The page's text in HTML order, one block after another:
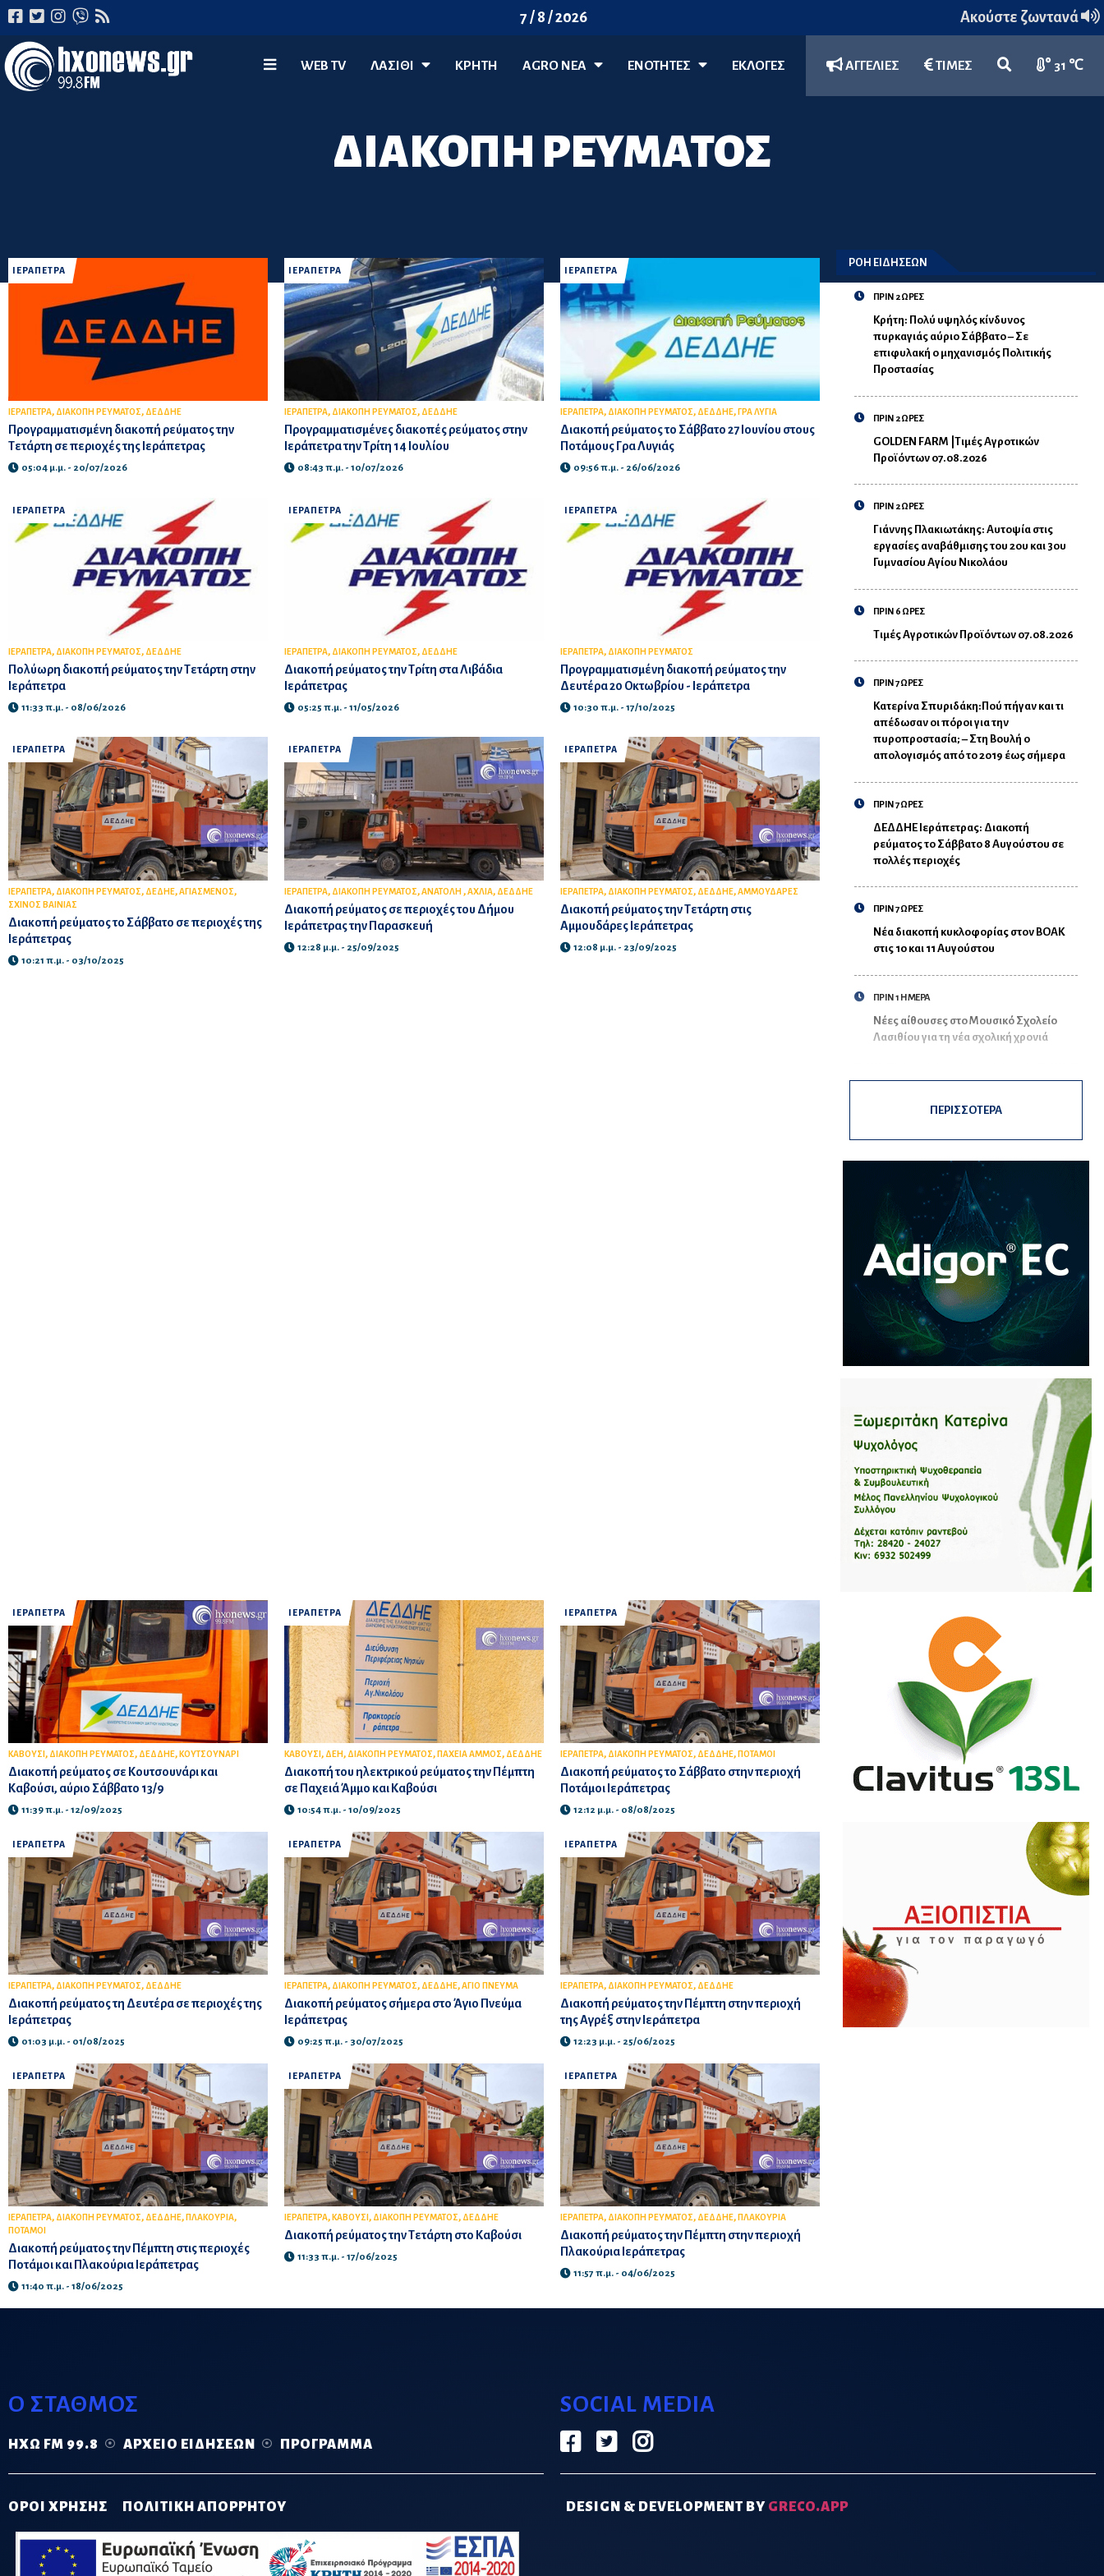
7 / 8 / 2026 Ακούστε ζωντανά
WEB TV ΛΑΣΊΘΙ ΚΡΗΤΗ AGRO ΝΈΑ ΕΝΟΤΗΤΕΣ ΕΚΛΟΓΕΣ ΑΓΓΕΛΙΕΣ ΤΙΜΕΣ 31 ℃
ΔΙΑΚΟΠΗ ΡΕΥΜΑΤΟΣ
ΙΕΡΑΠΕΤΡΑ
ΙΕΡΑΠΕΤΡΑ, ΔΙΑΚΟΠΗ ΡΕΥΜΑΤΟΣ, ΔΕΔΔΗΕ
Προγραμματισμένη διακοπή ρεύματος την
Τετάρτη σε περιοχές της Ιεράπετρας
05:04 μ.μ. - 20/07/2026
ΙΕΡΑΠΕΤΡΑ
ΙΕΡΑΠΕΤΡΑ, ΔΙΑΚΟΠΗ ΡΕΥΜΑΤΟΣ, ΔΕΔΔΗΕ
Προγραμματισμένες διακοπές ρεύματος στην
Ιεράπετρα την Τρίτη 14 Ιουλίου
08:43 π.μ. - 10/07/2026
ΙΕΡΑΠΕΤΡΑ
ΙΕΡΑΠΕΤΡΑ, ΔΙΑΚΟΠΗ ΡΕΥΜΑΤΟΣ, ΔΕΔΔΗΕ, ΓΡΑ ΛΥΓΙΑ
Διακοπή ρεύματος το Σάββατο 27 Ιουνίου στους
Ποτάμους Γρα Λυγιάς
09:56 π.μ. - 26/06/2026
ΙΕΡΑΠΕΤΡΑ
ΙΕΡΑΠΕΤΡΑ, ΔΙΑΚΟΠΗ ΡΕΥΜΑΤΟΣ, ΔΕΔΔΗΕ
Πολύωρη διακοπή ρεύματος την Τετάρτη στην
Ιεράπετρα
11:33 π.μ. - 08/06/2026
ΙΕΡΑΠΕΤΡΑ
ΙΕΡΑΠΕΤΡΑ, ΔΙΑΚΟΠΗ ΡΕΥΜΑΤΟΣ, ΔΕΔΔΗΕ
Διακοπή ρεύματος την Τρίτη στα Λιβάδια
Ιεράπετρας
05:25 π.μ. - 11/05/2026
ΙΕΡΑΠΕΤΡΑ
ΙΕΡΑΠΕΤΡΑ, ΔΙΑΚΟΠΗ ΡΕΥΜΑΤΟΣ
Προγραμματισμένη διακοπή ρεύματος την
Δευτέρα 20 Οκτωβρίου - Ιεράπετρα
10:30 π.μ. - 17/10/2025
ΙΕΡΑΠΕΤΡΑ
ΙΕΡΑΠΕΤΡΑ, ΔΙΑΚΟΠΗ ΡΕΥΜΑΤΟΣ, ΔΕΔΗΕ,ΑΓΙΑΣΜΕΝΟΣ,
ΣΧΙΝΟΣ ΒΑΙΝΙΑΣ
Διακοπή ρεύματος το Σάββατο σε περιοχές της
Ιεράπετρας
10:21 π.μ. - 03/10/2025
ΙΕΡΑΠΕΤΡΑ
ΙΕΡΑΠΕΤΡΑ, ΔΙΑΚΟΠΗ ΡΕΥΜΑΤΟΣ,ΑΝΑΤΟΛΗ ,ΑΧΛΙΑ, ΔΕΔΔΗΕ
Διακοπή ρεύματος σε περιοχές του Δήμου
Ιεράπετρας την Παρασκευή
12:28 μ.μ. - 25/09/2025
ΙΕΡΑΠΕΤΡΑ
ΙΕΡΑΠΕΤΡΑ, ΔΙΑΚΟΠΗ ΡΕΥΜΑΤΟΣ, ΔΕΔΔΗΕ,ΑΜΜΟΥΔΑΡΕΣ
Διακοπή ρεύματος την Τετάρτη στις
Αμμουδάρες Ιεράπετρας
12:08 μ.μ. - 23/09/2025
ΡΟΗ ΕΙΔΗΣΕΩΝ
ΠΡΙΝ 2 ΩΡΕΣ
Κρήτη: Πολύ υψηλός κίνδυνος
πυρκαγιάς αύριο Σάββατο – Σε
επιφυλακή ο μηχανισμός Πολιτικής
Προστασίας
ΠΡΙΝ 2 ΩΡΕΣ
GOLDEN FARM |Τιμές Αγροτικών
Προϊόντων 07.08.2026
ΠΡΙΝ 2 ΩΡΕΣ
Γιάννης Πλακιωτάκης: Αυτοψία στις
εργασίες αναβάθμισης του 2ου και 3ου
Γυμνασίου Αγίου Νικολάου
ΠΡΙΝ 6 ΩΡΕΣ
Τιμές Αγροτικών Προϊόντων 07.08.2026
ΠΡΙΝ 7 ΩΡΕΣ
Κατερίνα Σπυριδάκη:Πού πήγαν και τι
απέδωσαν οι πόροι για την
πυροπροστασία; – Στη Βουλή ο
απολογισμός από το 2019 έως σήμερα
ΠΡΙΝ 7 ΩΡΕΣ
ΔΕΔΔΗΕ Ιεράπετρας: Διακοπή
ρεύματος το Σάββατο 8 Αυγούστου σε
πολλές περιοχές
ΠΡΙΝ 7 ΩΡΕΣ
Νέα διακοπή κυκλοφορίας στον ΒΟΑΚ
στις 10 και 11 Αυγούστου
ΠΡΙΝ 1 ΗΜΕΡΑ
Νέες αίθουσες στο Μουσικό Σχολείο
Λασιθίου για τη νέα σχολική χρονιά
ΠΕΡΙΣΣΟΤΕΡΑ
ΙΕΡΑΠΕΤΡΑ
ΚΑΒΟΥΣΙ , ΔΙΑΚΟΠΗ ΡΕΥΜΑΤΟΣ, ΔΕΔΔΗΕ, ΚΟΥΤΣΟΥΝΑΡΙ
Διακοπή ρεύματος σε Κουτσουνάρι και
Καβούσι, αύριο Σάββατο 13/9
11:39 π.μ. - 12/09/2025
ΙΕΡΑΠΕΤΡΑ
ΚΑΒΟΥΣΙ , ΔΕΗ, ΔΙΑΚΟΠΗ ΡΕΥΜΑΤΟΣ, ΠΑΧΕΙΑ ΑΜΜΟΣ, ΔΕΔΔΗΕ
Διακοπή του ηλεκτρικού ρεύματος την Πέμπτη
σε Παχειά Άμμο και Καβούσι
10:54 π.μ. - 10/09/2025
ΙΕΡΑΠΕΤΡΑ
ΙΕΡΑΠΕΤΡΑ, ΔΙΑΚΟΠΗ ΡΕΥΜΑΤΟΣ, ΔΕΔΔΗΕ, ΠΟΤΑΜΟΙ
Διακοπή ρεύματος το Σάββατο στην περιοχή
Ποτάμοι Ιεράπετρας
12:12 μ.μ. - 08/08/2025
ΙΕΡΑΠΕΤΡΑ
ΙΕΡΑΠΕΤΡΑ, ΔΙΑΚΟΠΗ ΡΕΥΜΑΤΟΣ, ΔΕΔΔΗΕ
Διακοπή ρεύματος τη Δευτέρα σε περιοχές της
Ιεράπετρας
01:03 μ.μ. - 01/08/2025
ΙΕΡΑΠΕΤΡΑ
ΙΕΡΑΠΕΤΡΑ, ΔΙΑΚΟΠΗ ΡΕΥΜΑΤΟΣ, ΔΕΔΔΗΕ,ΑΓΙΟ ΠΝΕΥΜΑ
Διακοπή ρεύματος σήμερα στο Άγιο Πνεύμα
Ιεράπετρας
09:25 π.μ. - 30/07/2025
ΙΕΡΑΠΕΤΡΑ
ΙΕΡΑΠΕΤΡΑ, ΔΙΑΚΟΠΗ ΡΕΥΜΑΤΟΣ, ΔΕΔΔΗΕ
Διακοπή ρεύματος την Πέμπτη στην περιοχή
της Αγρέξ στην Ιεράπετρα
12:23 μ.μ. - 25/06/2025
ΙΕΡΑΠΕΤΡΑ
ΙΕΡΑΠΕΤΡΑ, ΔΙΑΚΟΠΗ ΡΕΥΜΑΤΟΣ, ΔΕΔΔΗΕ, ΠΛΑΚΟΥΡΙΑ,
ΠΟΤΑΜΟΙ
Διακοπή ρεύματος την Πέμπτη στις περιοχές
Ποτάμοι και Πλακούρια Ιεράπετρας
11:40 π.μ. - 18/06/2025
ΙΕΡΑΠΕΤΡΑ
ΙΕΡΑΠΕΤΡΑ, ΚΑΒΟΥΣΙ , ΔΙΑΚΟΠΗ ΡΕΥΜΑΤΟΣ, ΔΕΔΔΗΕ
Διακοπή ρεύματος την Τετάρτη στο Καβούσι
11:33 π.μ. - 17/06/2025
ΙΕΡΑΠΕΤΡΑ
ΙΕΡΑΠΕΤΡΑ, ΔΙΑΚΟΠΗ ΡΕΥΜΑΤΟΣ, ΔΕΔΔΗΕ, ΠΛΑΚΟΥΡΙΑ
Διακοπή ρεύματος την Πέμπτη στην περιοχή
Πλακούρια Ιεράπετρας
11:57 π.μ. - 04/06/2025
Ο ΣΤΑΘΜΟΣ
ΗΧΏ FM 99.8 ΑΡΧΕΊΟ ΕΙΔΉΣΕΩΝ ΠΡΌΓΡΑΜΜΑ
SOCIAL MEDIA
ΟΡΟΙ ΧΡΗΣΗΣ ΠΟΛΙΤΙΚΗ ΑΠΟΡΡΗΤΟΥ DESIGN & DEVELOPMENT BY GRECO.APP